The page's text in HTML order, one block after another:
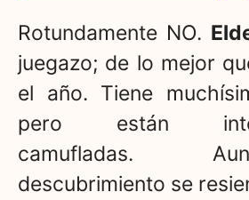
Rotundamente NO.
juegazo; de lo mejor
el año. Tiene
pero están
camufladas.
descubrimiento se